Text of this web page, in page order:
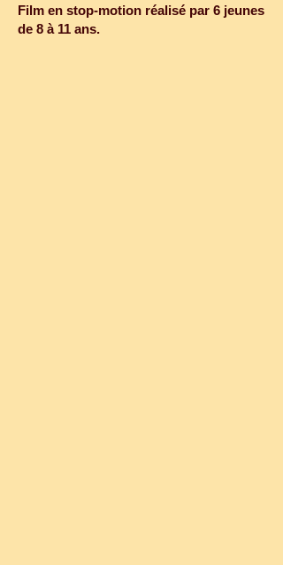
Film en stop-motion réalisé par 6 jeunes
de 8 à 11 ans.